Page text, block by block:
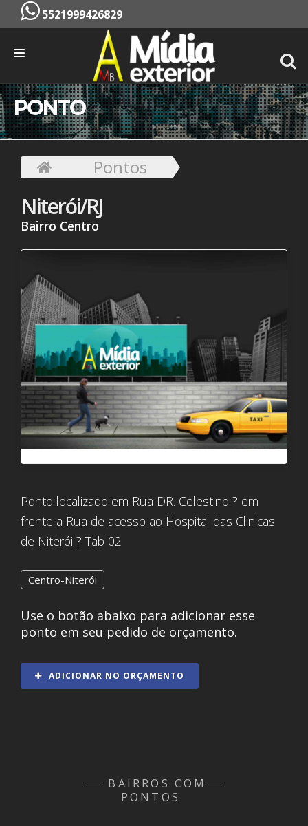
5521999426829
INÍCIO
EMPRESA
PONTOS
CONTATO
PONTO
Pontos
Niterói/RJ
Bairro Centro
Ponto localizado em Rua DR. Celestino ? em
frente a Rua de acesso ao Hospital das Clinicas
de Niterói ? Tab 02
Centro-Niterói
Use o botão abaixo para adicionar esse
ponto em seu pedido de orçamento.
ADICIONAR NO ORÇAMENTO
BAIRROS COM
PONTOS